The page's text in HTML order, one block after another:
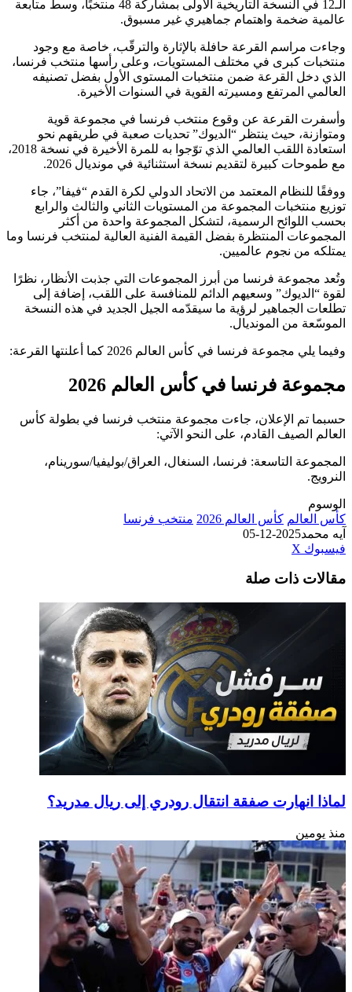
الـ12 في النسخة التاريخية الأولى بمشاركة 48 منتخبًا، وسط متابعة
عالمية ضخمة واهتمام جماهيري غير مسبوق.
وجاءت مراسم القرعة حافلة بالإثارة والترقّب، خاصة مع وجود
منتخبات كبرى في مختلف المستويات، وعلى رأسها منتخب فرنسا،
الذي دخل القرعة ضمن منتخبات المستوى الأول بفضل تصنيفه
العالمي المرتفع ومسيرته القوية في السنوات الأخيرة.
وأسفرت القرعة عن وقوع منتخب فرنسا في مجموعة قوية
ومتوازنة، حيث ينتظر “الديوك” تحديات صعبة في طريقهم نحو
استعادة اللقب العالمي الذي توّجوا به للمرة الأخيرة في نسخة 2018،
مع طموحات كبيرة لتقديم نسخة استثنائية في مونديال 2026.
ووفقًا للنظام المعتمد من الاتحاد الدولي لكرة القدم “فيفا”، جاء
توزيع منتخبات المجموعة من المستويات الثاني والثالث والرابع
بحسب اللوائح الرسمية، لتشكل المجموعة واحدة من أكثر
المجموعات المنتظرة بفضل القيمة الفنية العالية لمنتخب فرنسا وما
يمتلكه من نجوم عالميين.
وتُعد مجموعة فرنسا من أبرز المجموعات التي جذبت الأنظار، نظرًا
لقوة “الديوك” وسعيهم الدائم للمنافسة على اللقب، إضافة إلى
تطلعات الجماهير لرؤية ما سيقدّمه الجيل الجديد في هذه النسخة
الموسّعة من المونديال.
وفيما يلي مجموعة فرنسا في كأس العالم 2026 كما أعلنتها القرعة:
مجموعة فرنسا في كأس العالم 2026
حسبما تم الإعلان، جاءت مجموعة منتخب فرنسا في بطولة كأس
العالم الصيف القادم، على النحو الآتي:
المجموعة التاسعة: فرنسا، السنغال، العراق/بوليفيا/سورينام،
النرويج.
الوسوم
كأس العالم كأس العالم 2026
منتخب فرنسا
آيه محمد2025-12-05
فيسبوك ‫X
البريد
مقالات ذات صلة
لماذا انهارت صفقة انتقال رودري إلى ريال مدريد؟
منذ يومين